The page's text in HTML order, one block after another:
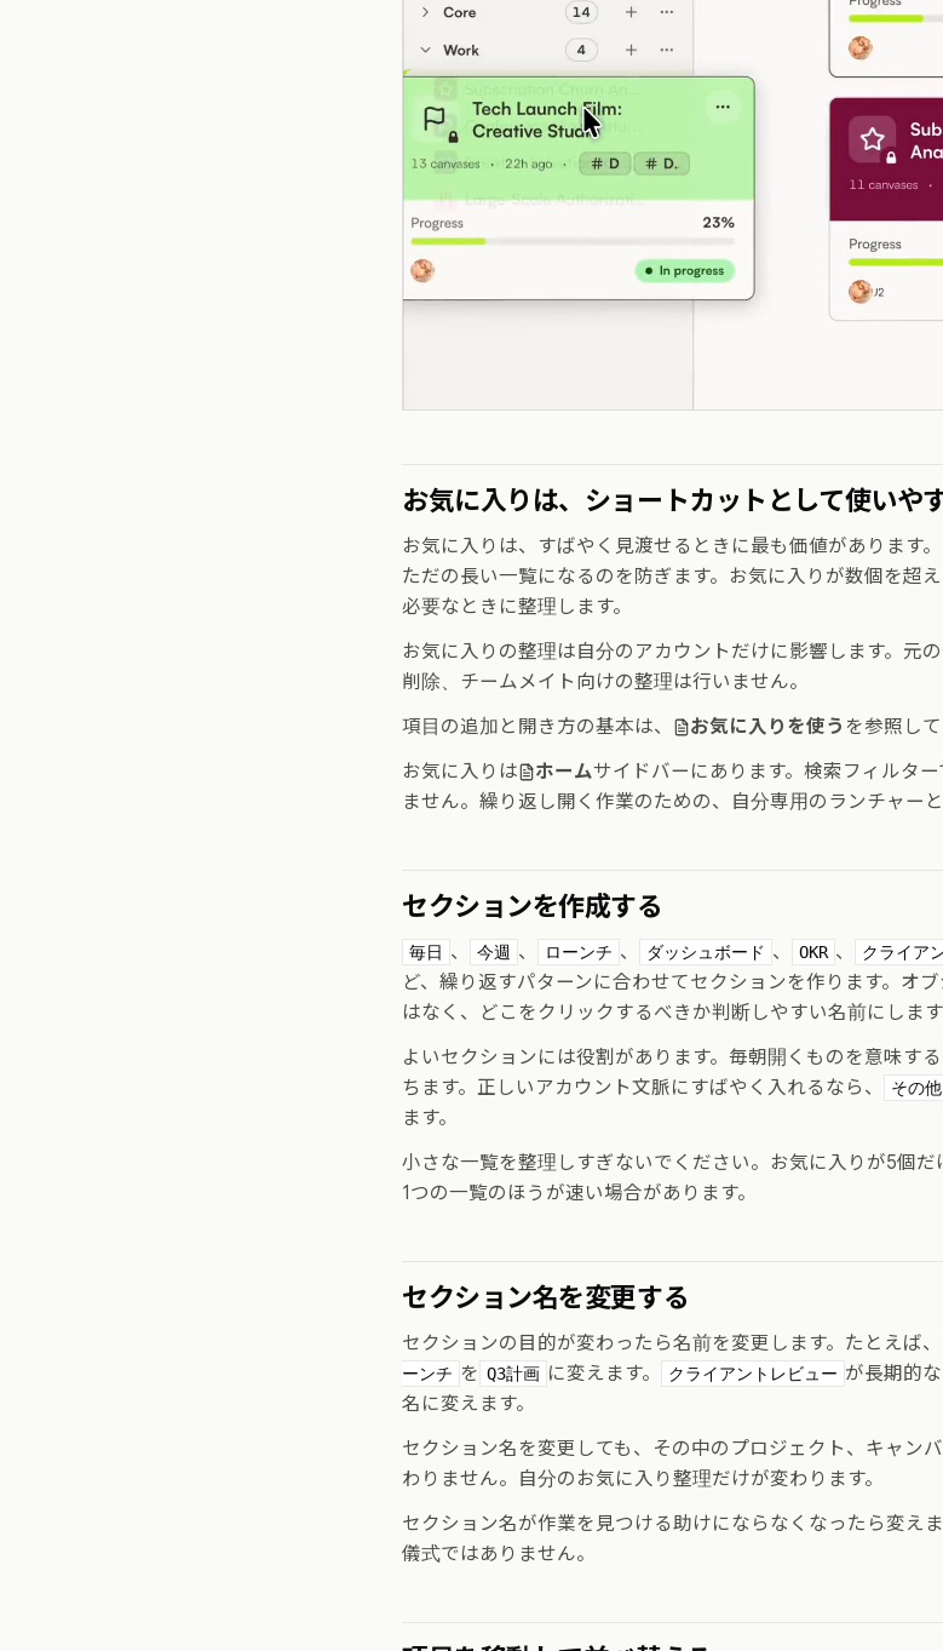
お気に入りは、ショートカットとして使いや
お気に入りは、すばやく見渡せるときに最も価値があります
ただの長い一覧になるのを防ぎます。お気に入りが数個を超
必要なときに整理します。
お気に入りの整理は自分のアカウントだけに影響します。元
削除、チームメイト向けの整理は行いません。
項目の追加と開き方の基本は、
お気に入りを使う を参照し
お気に入りは
ホームサイドバーにあります。検索フィルタ
ません。繰り返し開く作業のための、自分専用のランチャーと
セクションを作成する
毎日 、 今週 、 ローンチ 、 ダッシュボード 、 OKR 、 クライア
ど、繰り返すパターンに合わせてセクションを作ります。オ
はなく、どこをクリックするべきか判断しやすい名前にします
よいセクションには役割があります。毎朝開くものを意味する
ちます。正しいアカウント文脈にすばやく入れるなら、
その他
ます。
小さな一覧を整理しすぎないでください。お気に入りが5個
1つの一覧のほうが速い場合があります。
セクション名を変更する
セクションの目的が変わったら名前を変更します。たとえば
ーンチ を Q3計画 に変えます。 クライアントレビュー が長期的
名に変えます。
セクション名を変更しても、その中のプロジェクト、キャン
わりません。自分のお気に入り整理だけが変わります。
セクション名が作業を見つける助けにならなくなったら変え
儀式ではありません。